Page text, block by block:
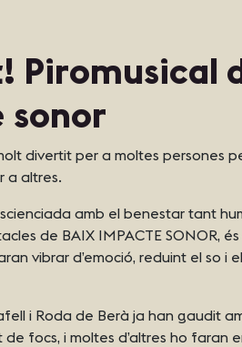
Piromusical
divertit per a moltes persones
a altres.
amb el benestar tant
de BAIX IMPACTE SONOR, és
vibrar d’emoció, reduint el so i
i Roda de Berà ja han gaudit
focs, i moltes d’altres ho faran